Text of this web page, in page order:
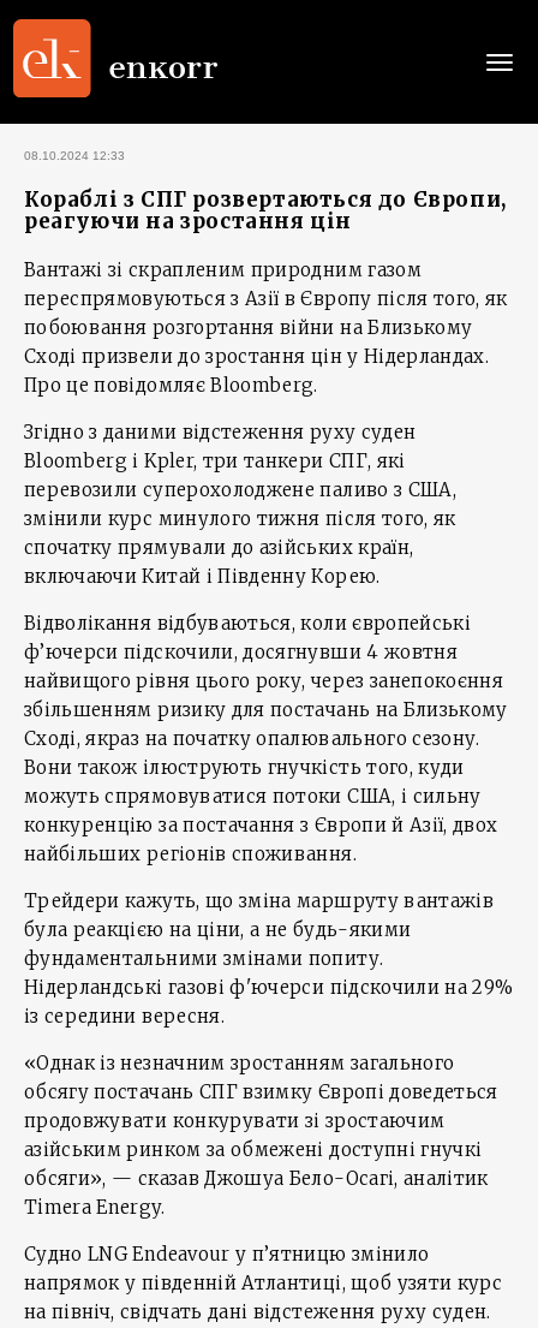
08.10.2024 12:33
Кораблі з СПГ розвертаються до Європи,
реагуючи на зростання цін
Вантажі зі скрапленим природним газом
переспрямовуються з Азії в Європу після того, як
побоювання розгортання війни на Близькому
Сході призвели до зростання цін у Нідерландах.
Про це повідомляє Bloomberg.
Згідно з даними відстеження руху суден
Bloomberg і Kpler, три танкери СПГ, які
перевозили суперохолоджене паливо з США,
змінили курс минулого тижня після того, як
спочатку прямували до азійських країн,
включаючи Китай і Південну Корею.
Відволікання відбуваються, коли європейські
ф’ючерси підскочили, досягнувши 4 жовтня
найвищого рівня цього року, через занепокоєння
збільшенням ризику для постачань на Близькому
Сході, якраз на початку опалювального сезону.
Вони також ілюструють гнучкість того, куди
можуть спрямовуватися потоки США, і сильну
конкуренцію за постачання з Європи й Азії, двох
найбільших регіонів споживання.
Трейдери кажуть, що зміна маршруту вантажів
була реакцією на ціни, а не будь-якими
фундаментальними змінами попиту.
Нідерландські газові ф'ючерси підскочили на 29%
із середини вересня.
«Однак із незначним зростанням загального
обсягу постачань СПГ взимку Європі доведеться
продовжувати конкурувати зі зростаючим
азійським ринком за обмежені доступні гнучкі
обсяги», — сказав Джошуа Бело-Осагі, аналітик
Timera Energy.
Судно LNG Endeavour у п’ятницю змінило
напрямок у південній Атлантиці, щоб узяти курс
на північ, свідчать дані відстеження руху суден.